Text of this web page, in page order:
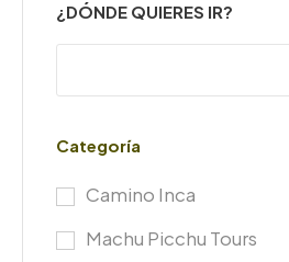
¿DÓNDE QUIERES IR?
Categoría
Camino Inca
Machu Picchu Tours